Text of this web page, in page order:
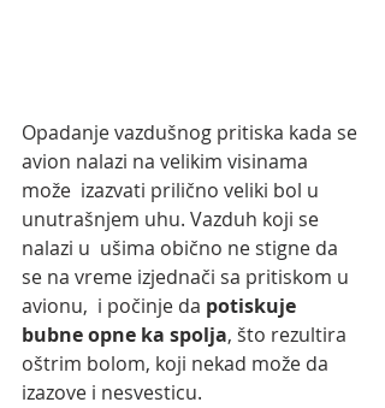
Opadanje vazdušnog pritiska kada se
avion nalazi na velikim visinama
može  izazvati prilično veliki bol u
unutrašnjem uhu. Vazduh koji se
nalazi u  ušima obično ne stigne da
se na vreme izjednači sa pritiskom u
avionu,  i počinje da potiskuje
bubne opne ka spolja, što rezultira
oštrim bolom, koji nekad može da
izazove i nesvesticu.